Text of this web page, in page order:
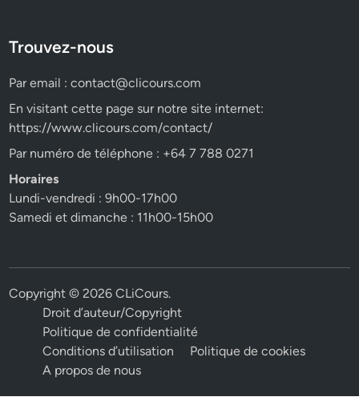
Trouvez-nous
Par email :contact@clicours.com
En visitant cette page sur notre site internet:
https://www.clicours.com/contact/
Par numéro de téléphone : +64 7 788 0271
Horaires
Lundi-vendredi : 9h00-17h00
Samedi et dimanche : 11h00-15h00
Copyright © 2026CLiCours.
Droit d’auteur/Copyright
Politique de confidentialité
Conditions d’utilisation
Politique de cookies
A propos de nous